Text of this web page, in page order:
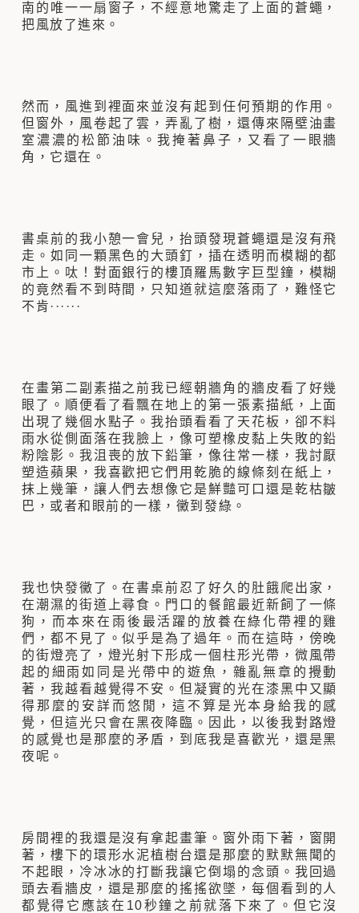
南的唯一一扇窗子，不經意地驚走了上面的蒼蠅，
把風放了進來。
然而，風進到裡面來並沒有起到任何預期的作用。
但窗外，風卷起了雲，弄亂了樹，還傳來隔壁油畫
室濃濃的松節油味。我掩著鼻子，又看了一眼牆
角，它還在。
書桌前的我小憩一會兒，抬頭發現蒼蠅還是沒有飛
走。如同一顆黑色的大頭釘，插在透明而模糊的都
市上。呔！對面銀行的樓頂羅馬數字巨型鐘，模糊
的竟然看不到時間，只知道就這麼落雨了，難怪它
不肯······
在畫第二副素描之前我已經朝牆角的牆皮看了好幾
眼了。順便看了看飄在地上的第一張素描紙，上面
出現了幾個水點子。我抬頭看看了天花板，卻不料
雨水從側面落在我臉上，像可塑橡皮黏上失敗的鉛
粉陰影。我沮喪的放下鉛筆，像往常一樣，我討厭
塑造蘋果，我喜歡把它們用乾脆的線條刻在紙上，
抹上幾筆，讓人們去想像它是鮮豔可口還是乾枯皺
巴，或者和眼前的一樣，黴到發綠。
我也快發黴了。在書桌前忍了好久的肚餓爬出家，
在潮濕的街道上尋食。門口的餐館最近新飼了一條
狗，而本來在雨後最活躍的放養在綠化帶裡的雞
們，都不見了。似乎是為了過年。而在這時，傍晚
的街燈亮了，燈光射下形成一個柱形光帶，微風帶
起的細雨如同是光帶中的遊魚，雜亂無章的攪動
著，我越看越覺得不安。但凝實的光在漆黑中又顯
得那麼的安詳而悠閒，這不算是光本身給我的感
覺，但這光只會在黑夜降臨。因此，以後我對路燈
的感覺也是那麼的矛盾，到底我是喜歡光，還是黑
夜呢。
房間裡的我還是沒有拿起畫筆。窗外雨下著，窗開
著，樓下的環形水泥植樹台還是那麼的默默無聞的
不起眼，冷冰冰的打斷我讓它倒塌的念頭。我回過
頭去看牆皮，還是那麼的搖搖欲墜，每個看到的人
都覺得它應該在10秒鐘之前就落下來了。但它沒